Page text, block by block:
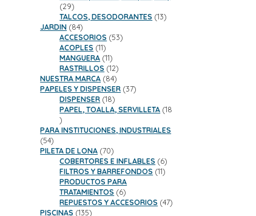
2929
productos
TALCOS, DESODORANTES 1313
JARDIN 8484
productos
ACCESORIOS 5353
ACOPLES 1111
productos
MANGUERA 1111
productos
RASTRILLOS 1212
productos
NUESTRA MARCA 8484
productos
PAPELES Y DISPENSER 3737
DISPENSER 1818
productos
PAPEL, TOALLA, SERVILLETA 18
18
productos
PARA INSTITUCIONES, INDUSTRIALES
5454
productos
PILETA DE LONA 7070
productos
COBERTORES E INFLABLES 66
productos
FILTROS Y BARREFONDOS 1111
PRODUCTOS PARA
TRATAMIENTOS 66
productos
REPUESTOS Y ACCESORIOS 4747
PISCINAS 135135